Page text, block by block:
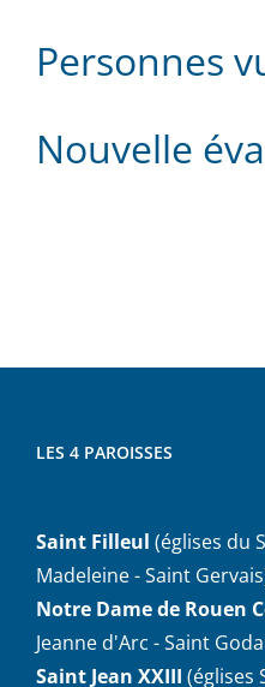
Personnes
Nouvelle
LES 4 PAROISSES
Saint Filleul (églises du
Madeleine - Saint
Notre Dame de Rouen
Jeanne d'Arc - Saint
Saint Jean XXIII (églises